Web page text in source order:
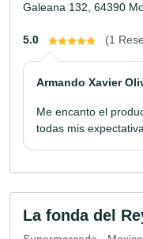
Galeana 132, 64390
5.0 (1
Armando Xavier
Me encanto el
todas mis
La fonda del